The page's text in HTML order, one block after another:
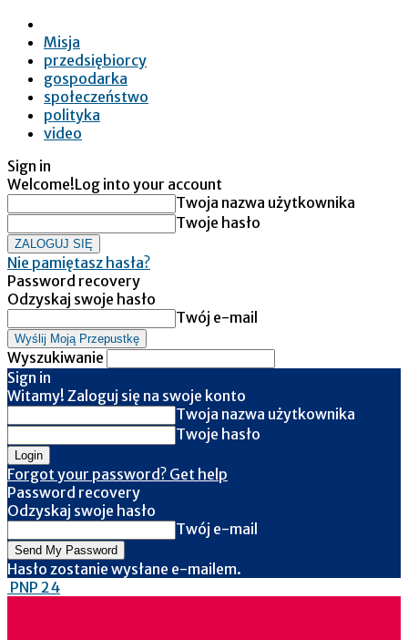
Misja
przedsiębiorcy
gospodarka
społeczeństwo
polityka
video
Sign in
Welcome!Log into your account
Twoja nazwa użytkownika
Twoje hasło
Nie pamiętasz hasła?
Password recovery
Odzyskaj swoje hasło
Twój e-mail
Wyszukiwanie
Sign in
Witamy! Zaloguj się na swoje konto
Twoja nazwa użytkownika
Twoje hasło
Forgot your password? Get help
Password recovery
Odzyskaj swoje hasło
Twój e-mail
Hasło zostanie wysłane e-mailem.
PNP 24